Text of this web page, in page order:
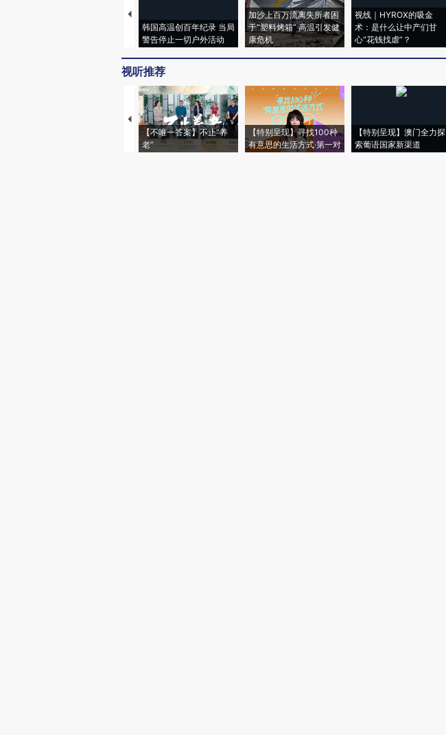
韩国高温创百年纪录 当局
警告停止一切户外活动
加沙上百万流离失所者困
于“塑料烤箱” 高温引发健
康危机
视线｜HYROX的吸金
术：是什么让中产们甘
心“花钱找虐”？
视听推荐
【不唯一答案】不止“养
老”
【特别呈现】寻找100种
有意思的生活方式·第一对
【特别呈现】澳门全力探
索葡语国家新渠道